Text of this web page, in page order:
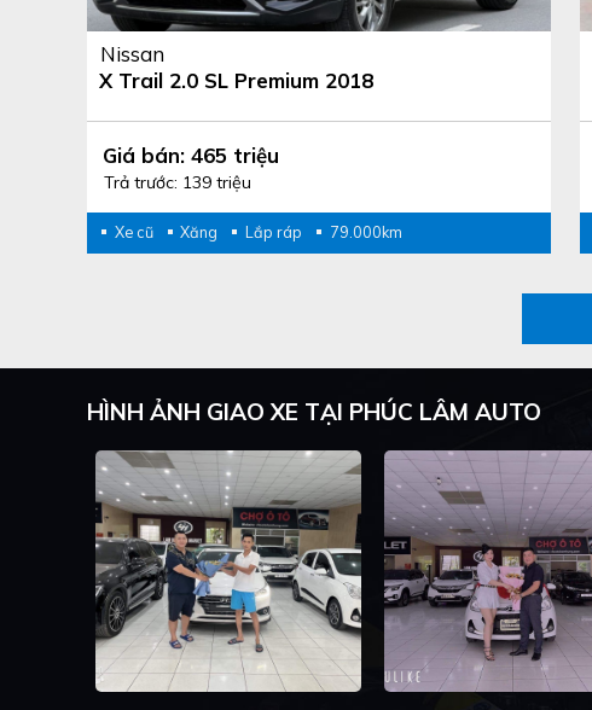
Nissan
X Trail 2.0 SL Premium 2018
Giá bán: 465 triệu
Trả trước: 139 triệu
Xe cũ Xăng Lắp ráp 79.000km
HÌNH ẢNH GIAO XE TẠI PHÚC LÂM AUTO